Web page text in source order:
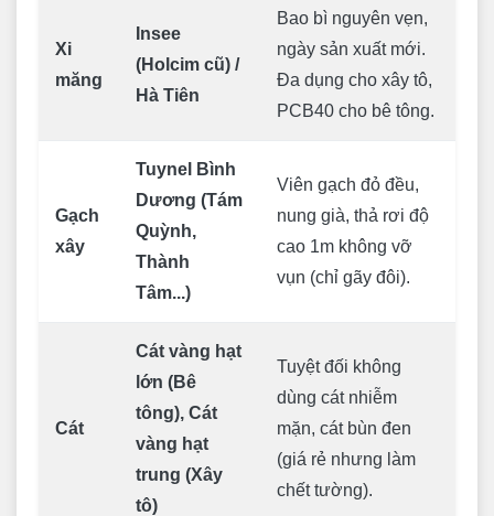
Xi
măng
Insee
(Holcim cũ) /
Hà Tiên
Bao bì nguyên vẹn,
ngày sản xuất mới.
Đa dụng cho xây tô,
PCB40 cho bê tông.
Gạch
xây
Tuynel Bình
Dương (Tám
Quỳnh,
Thành
Tâm...)
Viên gạch đỏ đều,
nung già, thả rơi độ
cao 1m không vỡ
vụn (chỉ gãy đôi).
Cát
Cát vàng hạt
lớn (Bê
tông), Cát
vàng hạt
trung (Xây
tô)
Tuyệt đối không
dùng cát nhiễm
mặn, cát bùn đen
(giá rẻ nhưng làm
chết tường).